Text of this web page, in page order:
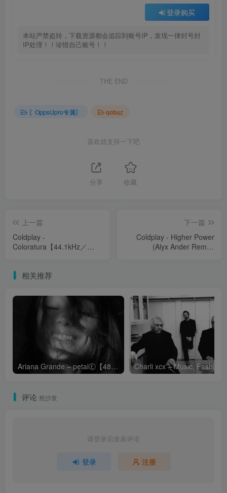
登录购买
本站严禁盗转，下载资源都会追踪到账号IP，发现一律封号封
IP处理！！珍惜自己账号！！
THE END
〖OppsUpro专属〗 qobuz
喜欢就支持一下吧
分享 收藏
上一篇
Coldplay -
Coloratura【44.1kHz／
下一篇
Coldplay - Higher Power
(Alyx Ander Remix)
相关推荐
Ariana Grande – petalⒺ【48kHz／24bit】英国区
评论 抢沙发
请登录后发表评论
登录 注册